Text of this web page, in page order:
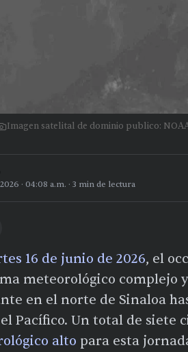
Imagen satelital de dominio publico:
· 04:08 a.m. · 3 min de lectura
16 de junio de 2026, el
meteorológico complejo
en el norte de Sinaloa
Pacífico. Un total de siete
alto para esta